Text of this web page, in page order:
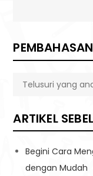
ARTIKEL
Begini Cara
dengan Mudah